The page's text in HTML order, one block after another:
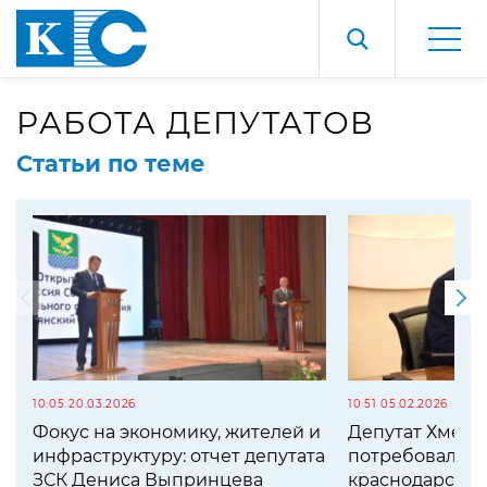
РАБОТА ДЕПУТАТОВ
Статьи по теме
10:05 20.03.2026
Фокус на экономику, жителей и
инфраструктуру: отчет депутата
ЗСК Дениса Выпринцева
10:51 05.02.2026
Депутат
потребовал